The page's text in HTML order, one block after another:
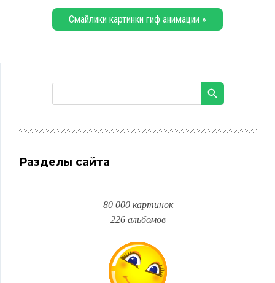
Смайлики картинки гиф анимации »
Разделы сайта
80 000 картинок
226 альбомов